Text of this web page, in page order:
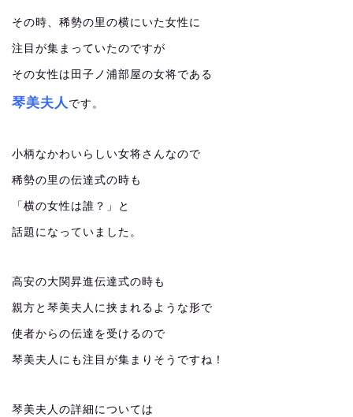
その時、稀勢の里の横にいた女性に
注目が集まっていたのですが
その女性は田子ノ浦部屋の女将である
琴美夫人 です。
小柄なかわいらしい女将さんなので
稀勢の里の伝達式の時も
「横の女性は誰？」と
話題になっていました。
高安の大関昇進伝達式の時も
親方と琴美夫人に挟まれるような形で
使者からの伝達を受けるので
琴美夫人にも注目が集まりそうですね！
琴美夫人の詳細については